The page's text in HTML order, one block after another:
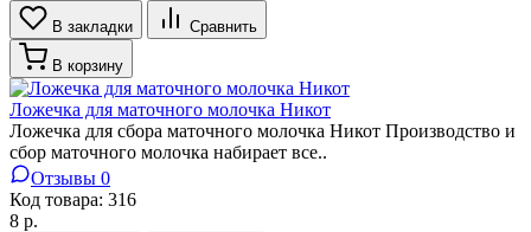
В закладки Сравнить
В корзину
Ложечка для маточного молочка Никот
Ложечка для сбора маточного молочка Никот Производство и
сбор маточного молочка набирает все..
Отзывы 0
Код товара: 316
8 р.